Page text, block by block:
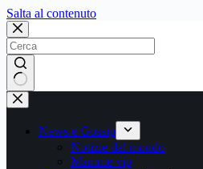
Salta al contenutoSalta
contenuto
Nessun
risultato
News e Gossip
Notizie dal mondo
Mamme vip